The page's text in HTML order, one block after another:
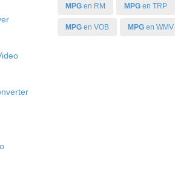
MPG en RM MPG en TRP
MPG en VOB MPG en WMV